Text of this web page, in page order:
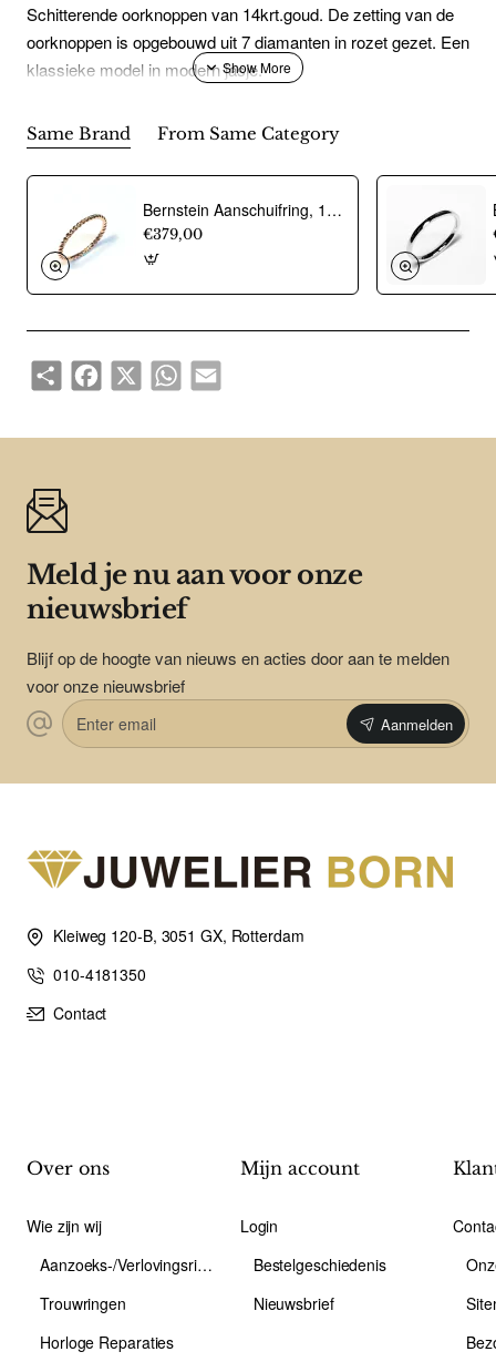
Schitterende oorknoppen van 14krt.goud. De zetting van de
oorknoppen is opgebouwd uit 7 diamanten in rozet gezet. Een
klassieke model in modern jasje.
Same Brand From Same Category
Bernstein Aanschuifring, 14krt.rose goud (maat 17,5) - 12686
€379,00
ShareFacebook
X WhatsAppEmail
Meld je nu aan voor onze
nieuwsbrief
Blijf op de hoogte van nieuws en acties door aan te melden
voor onze nieuwsbrief
Enter
email
Aanmelden
Kleiweg 120-B, 3051 GX, Rotterdam
010-4181350
Contact
Over ons
Wie zijn wij
Aanzoeks-/Verlovingsring
Trouwringen
Horloge Reparaties
Mijn account
Login
Bestelgeschiedenis
Nieuwsbrief